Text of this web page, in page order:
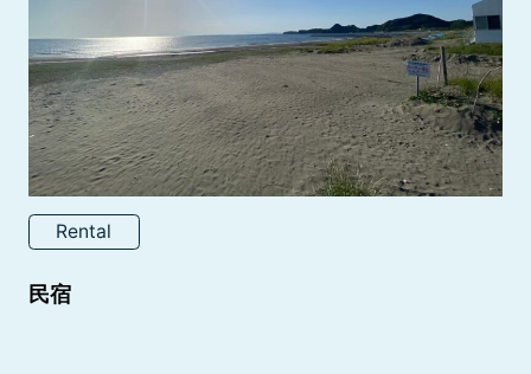
Rental
民宿